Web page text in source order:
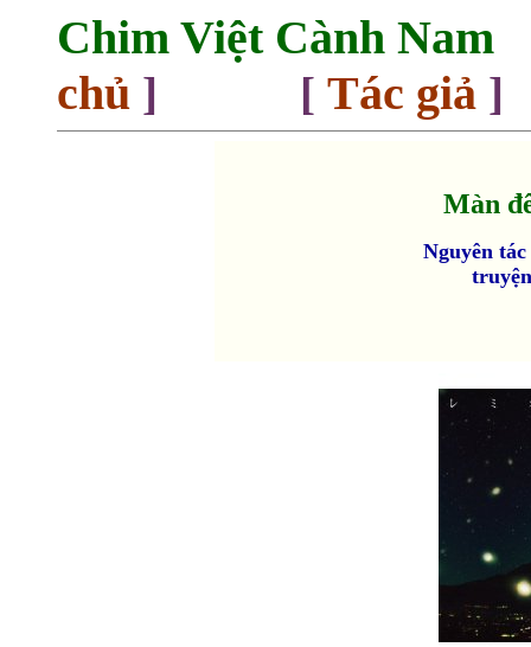
Chim Việt Cành Nam
chủ ] [ Tác giả ]
Màn
Nguyên